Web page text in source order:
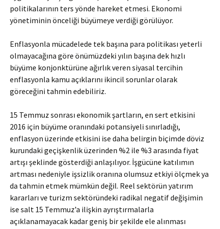
politikalarının ters yönde hareket etmesi. Ekonomi
yönetiminin önceliği büyümeye verdiği görülüyor.
Enflasyonla mücadelede tek başına para politikası yeterli
olmayacağına göre önümüzdeki yılın başına dek hızlı
büyüme konjonktürüne ağırlık veren siyasal tercihin
enflasyonla kamu açıklarını ikincil sorunlar olarak
göreceğini tahmin edebiliriz.
15 Temmuz sonrası ekonomik şartların, en sert etkisini
2016 için büyüme oranındaki potansiyeli sınırladığı,
enflasyon üzerinde etkisini ise daha belirgin biçimde döviz
kurundaki geçişkenlik üzerinden %2 ile %3 arasında fiyat
artışı şeklinde gösterdiği anlaşılıyor. İşgücüne katılımın
artması nedeniyle işsizlik oranına olumsuz etkiyi ölçmek ya
da tahmin etmek mümkün değil. Reel sektörün yatırım
kararları ve turizm sektöründeki radikal negatif değişimin
ise salt 15 Temmuz’a ilişkin ayrıştırmalarla
açıklanamayacak kadar geniş bir şekilde ele alınması